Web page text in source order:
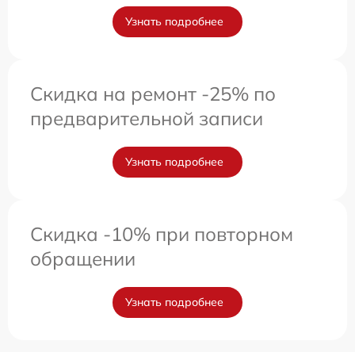
Узнать подробнее
Скидка на ремонт -25% по
предварительной записи
Узнать подробнее
Скидка -10% при повторном
обращении
Узнать подробнее